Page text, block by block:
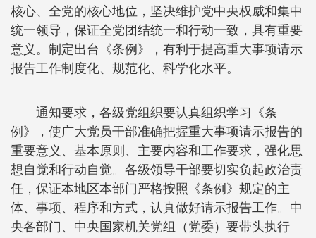
核心、全党的核心地位，坚决维护党中央权威和集中
统一领导，保证全党团结统一和行动一致，具有重要
意义。制定出台《条例》，有利于提高重大事项请示
报告工作制度化、规范化、科学化水平。
通知要求，各级党组织要认真组织学习《条
例》，使广大党员干部准确把握重大事项请示报告的
重要意义、基本原则、主要内容和工作要求，强化思
想自觉和行动自觉。各级领导干部要切实负起政治责
任，保证本地区本部门严格按照《条例》规定的主
体、事项、程序和方式，认真做好请示报告工作。中
央各部门、中央国家机关党组（党委）要带头执行